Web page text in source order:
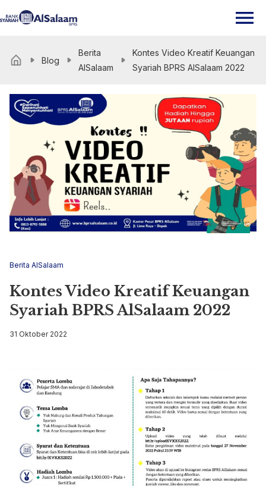
Blog
Berita
AlSalaam
Kontes Video Kreatif Keuangan
Syariah BPRS AlSalaam 2022
Berita AlSalaam
Kontes Video Kreatif Keuangan
Syariah BPRS AlSalaam 2022
31 Oktober 2022